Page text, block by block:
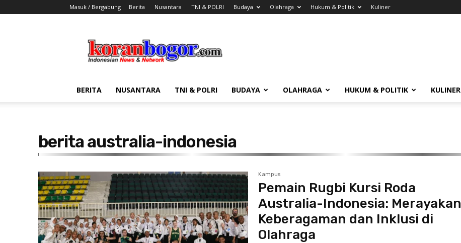
Masuk / Bergabung Berita Nusantara TNI & POLRI Budaya Olahraga Hukum & Politik Kuliner
Bogor
BERITA NUSANTARA TNI & POLRI BUDAYA OLAHRAGA HUKUM & POLITIK KULINER
berita australia-indonesia
Kampus
Pemain Rugbi Kursi Roda
Australia-Indonesia: Merayakan
Keberagaman dan Inklusi di
Olahraga